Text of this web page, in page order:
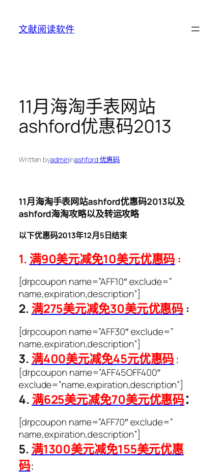
content
文献阅读软件
11月海淘手表网站
ashford优惠码2013
Written byadmininashford 优惠码
11月海淘手表网站ashford优惠码2013以及
ashford海淘攻略以及转运攻略
以下优惠码2013年12月5日结束
1. 满90美元减免10美元优惠码 :
[drpcoupon name=”AFF10″ exclude=”
name,expiration,description”]
2. 满275美元减免30美元优惠码 :
[drpcoupon name=”AFF30″ exclude=”
name,expiration,description”]
3. 满400美元减免45元优惠码 ：
[drpcoupon name=”AFF45OFF400″
exclude=”name,expiration,description”]
4. 满625美元减免70美元优惠码：
[drpcoupon name=”AFF70″ exclude=”
name,expiration,description”]
5. 满1300美元减免155美元优惠
码：